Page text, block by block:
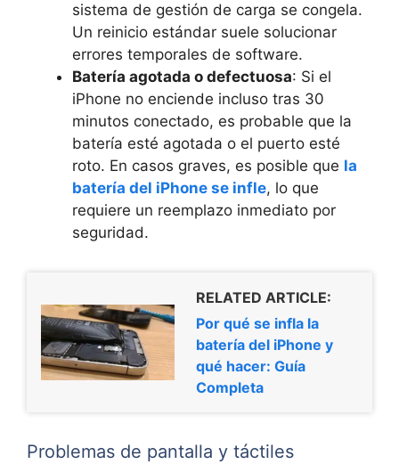
sistema de gestión de carga se congela.
Un reinicio estándar suele solucionar
errores temporales de software.
Batería agotada o defectuosa: Si el
iPhone no enciende incluso tras 30
minutos conectado, es probable que la
batería esté agotada o el puerto esté
roto. En casos graves, es posible que la
batería del iPhone se infle, lo que
requiere un reemplazo inmediato por
seguridad.
RELATED ARTICLE:
Por qué se infla la
batería del iPhone y
qué hacer: Guía
Completa
Problemas de pantalla y táctiles